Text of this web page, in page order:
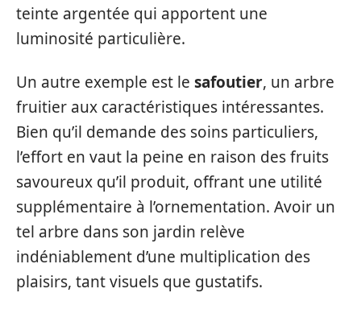
teinte argentée qui apportent une
luminosité particulière.
Un autre exemple est le safoutier, un arbre
fruitier aux caractéristiques intéressantes.
Bien qu’il demande des soins particuliers,
l’effort en vaut la peine en raison des fruits
savoureux qu’il produit, offrant une utilité
supplémentaire à l’ornementation. Avoir un
tel arbre dans son jardin relève
indéniablement d’une multiplication des
plaisirs, tant visuels que gustatifs.